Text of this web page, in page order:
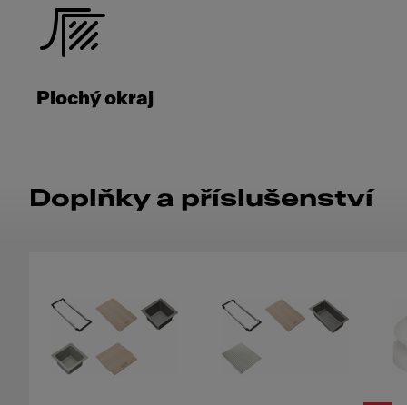
Plochý okraj
Doplňky a příslušenství